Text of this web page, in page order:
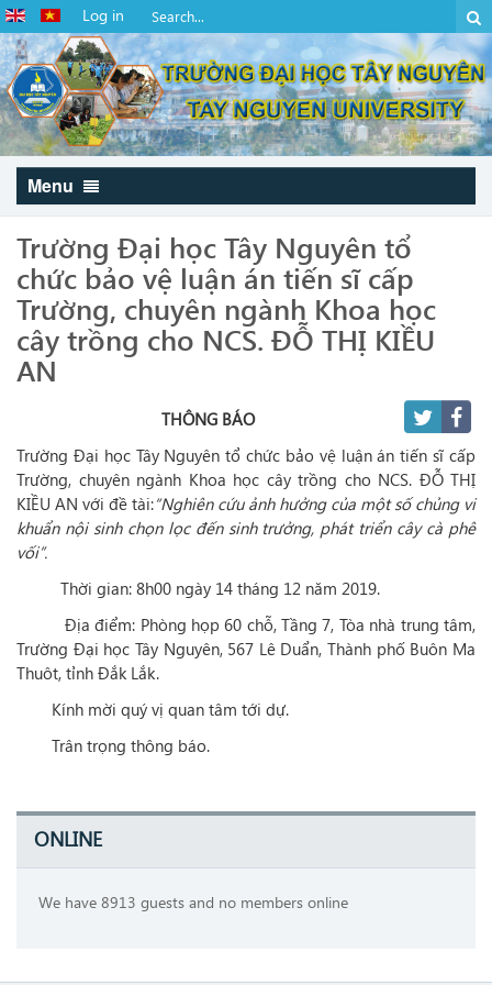
Log in
Menu
Trường Đại học Tây Nguyên tổ
chức bảo vệ luận án tiến sĩ cấp
Trường, chuyên ngành Khoa học
cây trồng cho NCS. ĐỖ THỊ KIỀU
AN
THÔNG BÁO
Trường Đại học Tây Nguyên tổ chức bảo vệ luận án tiến sĩ cấp
Trường, chuyên ngành Khoa học cây trồng cho NCS. ĐỖ THỊ
KIỀU AN với đề tài:“Nghiên cứu ảnh hưởng của một số chủng vi
khuẩn nội sinh chọn lọc đến sinh trưởng, phát triển cây cà phê
vối”.
Thời gian: 8h00 ngày 14 tháng 12 năm 2019.
Địa điểm: Phòng họp 60 chỗ, Tầng 7, Tòa nhà trung tâm,
Trường Đại học Tây Nguyên, 567 Lê Duẩn, Thành phố Buôn Ma
Thuôt, tỉnh Đắk Lắk.
Kính mời quý vị quan tâm tới dự.
Trân trọng thông báo.
ONLINE
We have 8913 guests and no members online